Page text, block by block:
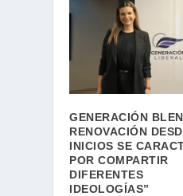
GENERACIÓN
RENOVACIÓN
INICIOS SE
POR COMPARTIR
DIFERENTES
IDEOLOGÍAS”